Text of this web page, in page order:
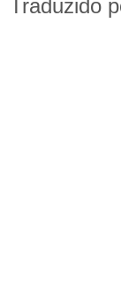
Traduzido